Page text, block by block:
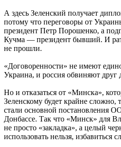
А здесь Зеленский получает
потому что переговоры от
президент Петр Порошенко, а
Кучма — президент бывший. И
не прошли.
«Договоренности» не имеют
Украина, и россия обвиняют
Но и отказаться от «Минска»,
Зеленскому будет крайне сложно,
стали основной постановления
Донбассе. Так что «Минск» для
не просто «закладка», а целый
использовать нельзя, избавиться